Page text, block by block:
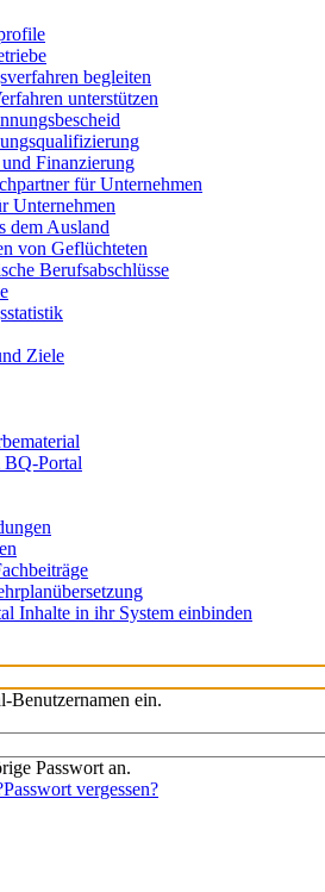
begleiten
unterstützen
Finanzierung
für Unternehmen
Unternehmen
dem Ausland
von Geflüchteten
Berufsabschlüsse
Ziele
BQ-Portal
Inhalte in ihr System einbinden
Benutzernamen ein.
Passwort an.
Passwort vergessen?